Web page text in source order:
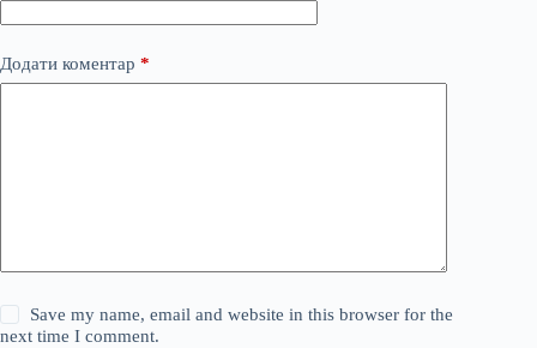
Додати коментар *
Save my name, email and website in this browser for the
next time I comment.